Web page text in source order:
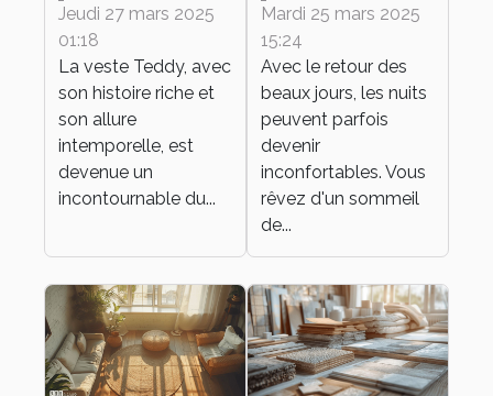
veste Teddy
dans des
tenues
quotidiennes
Jeudi 27 mars 2025
01:18
La veste Teddy, avec
son histoire riche et
son allure
intemporelle, est
devenue un
incontournable du...
surmatelas en
laine mérinos,
même en été !
Mardi 25 mars 2025
15:24
Avec le retour des
beaux jours, les nuits
peuvent parfois
devenir
inconfortables. Vous
rêvez d'un sommeil
de...